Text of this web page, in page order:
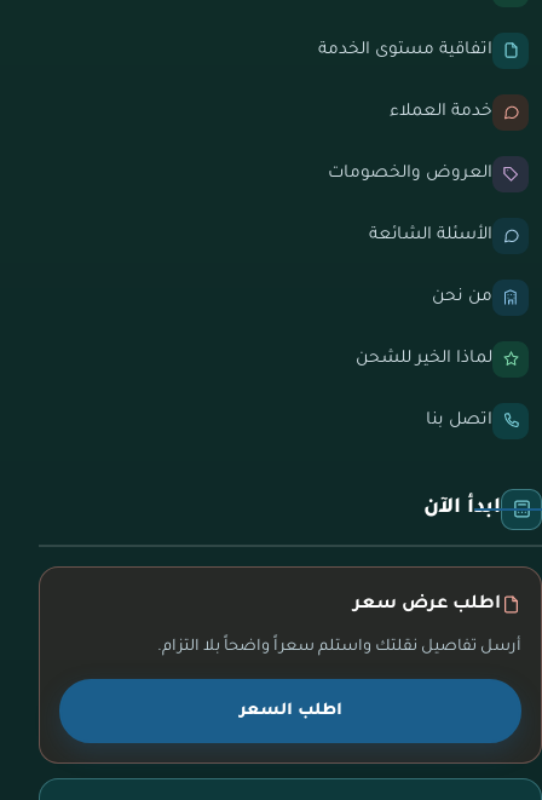
اتفاقية مستوى الخدمة
خدمة العملاء
العروض والخصومات
الأسئلة الشائعة
من نحن
لماذا الخير للشحن
اتصل بنا
ابدأ الآن
اطلب عرض سعر
أرسل تفاصيل نقلتك واستلم سعراً واضحاً بلا التزام.
اطلب السعر